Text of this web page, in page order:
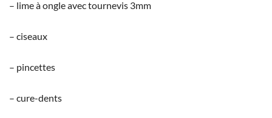
– lime à ongle avec tournevis 3mm
– ciseaux
– pincettes
– cure-dents